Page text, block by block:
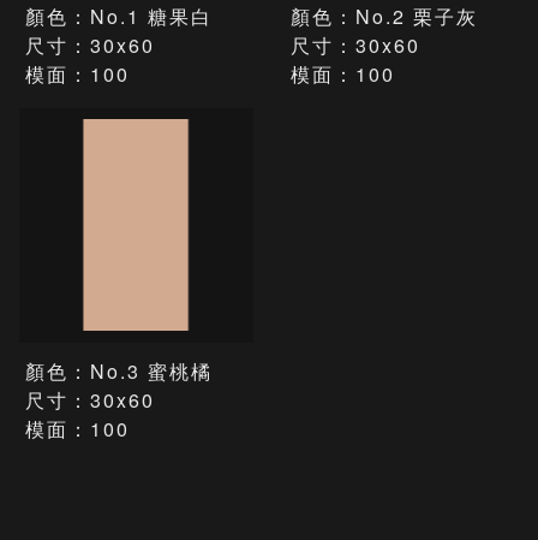
顏色：No.1 糖果白
尺寸：30x60
模面：100
顏色：No.2 栗子灰
尺寸：30x60
模面：100
顏色：No.3 蜜桃橘
尺寸：30x60
模面：100